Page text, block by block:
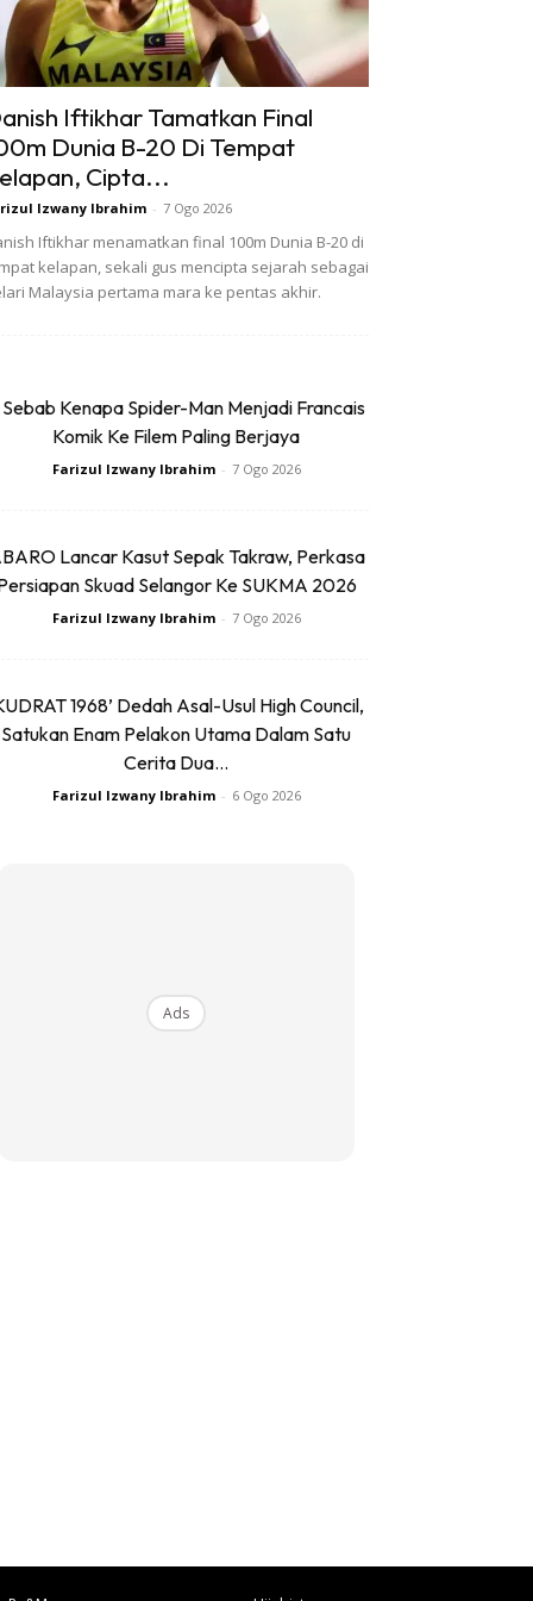
Iftikhar Tamatkan Final
Dunia B-20 Di Tempat
Cipta...
Izwany Ibrahim - 7 Ogo 2026
Iftikhar menamatkan final 100m Dunia B-20 di
kelapan, sekali gus mencipta sejarah sebagai
Malaysia pertama mara ke pentas akhir.
Kenapa Spider-Man Menjadi Francais
Komik Ke Filem Paling Berjaya
Farizul Izwany Ibrahim - 7 Ogo 2026
Lancar Kasut Sepak Takraw, Perkasa
Skuad Selangor Ke SUKMA 2026
Farizul Izwany Ibrahim - 7 Ogo 2026
1968’ Dedah Asal-Usul High Council,
Satukan Enam Pelakon Utama Dalam Satu
Cerita Dua...
Farizul Izwany Ibrahim - 6 Ogo 2026
Ads